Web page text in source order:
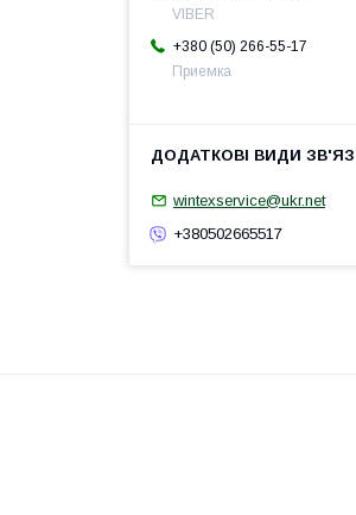
VIBER
+380 (50) 266-55-17
Приемка
wintexservice@ukr.net
+380502665517